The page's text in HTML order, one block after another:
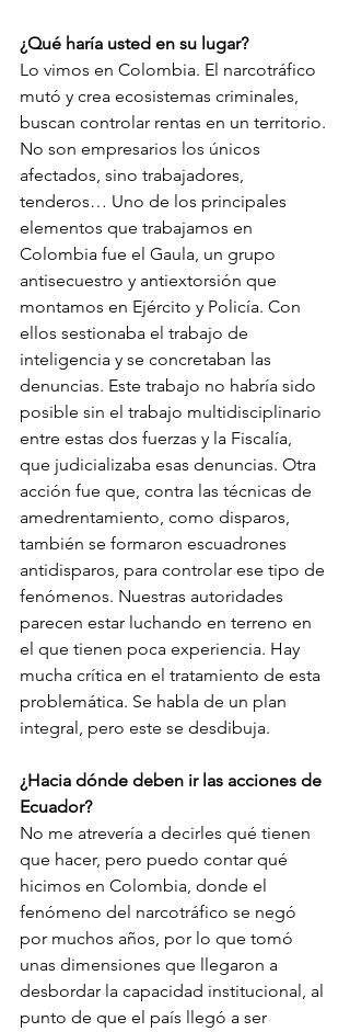
¿Qué haría usted en su lugar?
Lo vimos en Colombia. El narcotráfico
mutó y crea ecosistemas criminales,
buscan controlar rentas en un territorio.
No son empresarios los únicos
afectados, sino trabajadores,
tenderos… Uno de los principales
elementos que trabajamos en
Colombia fue el Gaula, un grupo
antisecuestro y antiextorsión que
montamos en Ejército y Policía. Con
ellos sestionaba el trabajo de
inteligencia y se concretaban las
denuncias. Este trabajo no habría sido
posible sin el trabajo multidisciplinario
entre estas dos fuerzas y la Fiscalía,
que judicializaba esas denuncias. Otra
acción fue que, contra las técnicas de
amedrentamiento, como disparos,
también se formaron escuadrones
antidisparos, para controlar ese tipo de
fenómenos. Nuestras autoridades
parecen estar luchando en terreno en
el que tienen poca experiencia. Hay
mucha crítica en el tratamiento de esta
problemática. Se habla de un plan
integral, pero este se desdibuja.
¿Hacia dónde deben ir las acciones de
Ecuador?
No me atrevería a decirles qué tienen
que hacer, pero puedo contar qué
hicimos en Colombia, donde el
fenómeno del narcotráfico se negó
por muchos años, por lo que tomó
unas dimensiones que llegaron a
desbordar la capacidad institucional, al
punto de que el país llegó a ser